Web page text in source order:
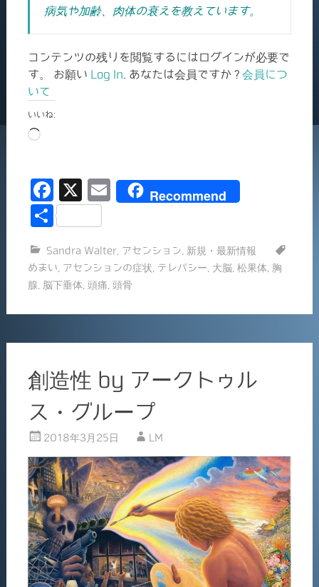
病気や加齢、肉体の衰えを教えています。
コンテンツの残りを閲覧するにはログインが必要で
す。 お願い Log In . あなたは会員ですか ? 会員につ
いて
いいね:
読
み
中…
F
a
e
b
k
X
E
l
Recommend
共
Sandra Walter, アセンション
新規・最新情報
めまい
アセンションの症状 テレパシー 大脳 松果体
胸
腺
脳下垂体 頭痛 頭骨
創造性 by アークトゥル
ス・グループ
2018年3月25日 LM